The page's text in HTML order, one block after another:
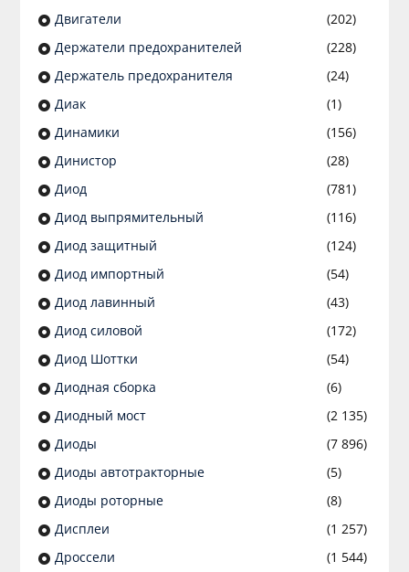
Двигатели
(202)
Держатели предохранителей
(228)
Держатель предохранителя
(24)
Диак
(1)
Динамики
(156)
Динистор
(28)
Диод
(781)
Диод выпрямительный
(116)
Диод защитный
(124)
Диод импортный
(54)
Диод лавинный
(43)
Диод силовой
(172)
Диод Шоттки
(54)
Диодная сборка
(6)
Диодный мост
(2 135)
Диоды
(7 896)
Диоды автотракторные
(5)
Диоды роторные
(8)
Дисплеи
(1 257)
Дроссели
(1 544)